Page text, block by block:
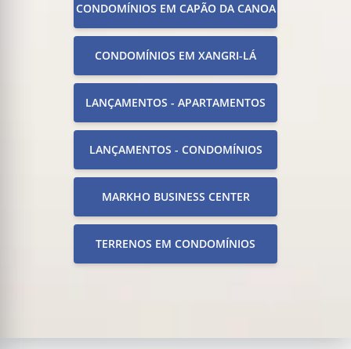
CONDOMÍNIOS EM CAPÃO DA CANOA
CONDOMÍNIOS EM XANGRI-LÁ
LANÇAMENTOS - APARTAMENTOS
LANÇAMENTOS - CONDOMÍNIOS
MARKHO BUSINESS CENTER
TERRENOS EM CONDOMÍNIOS